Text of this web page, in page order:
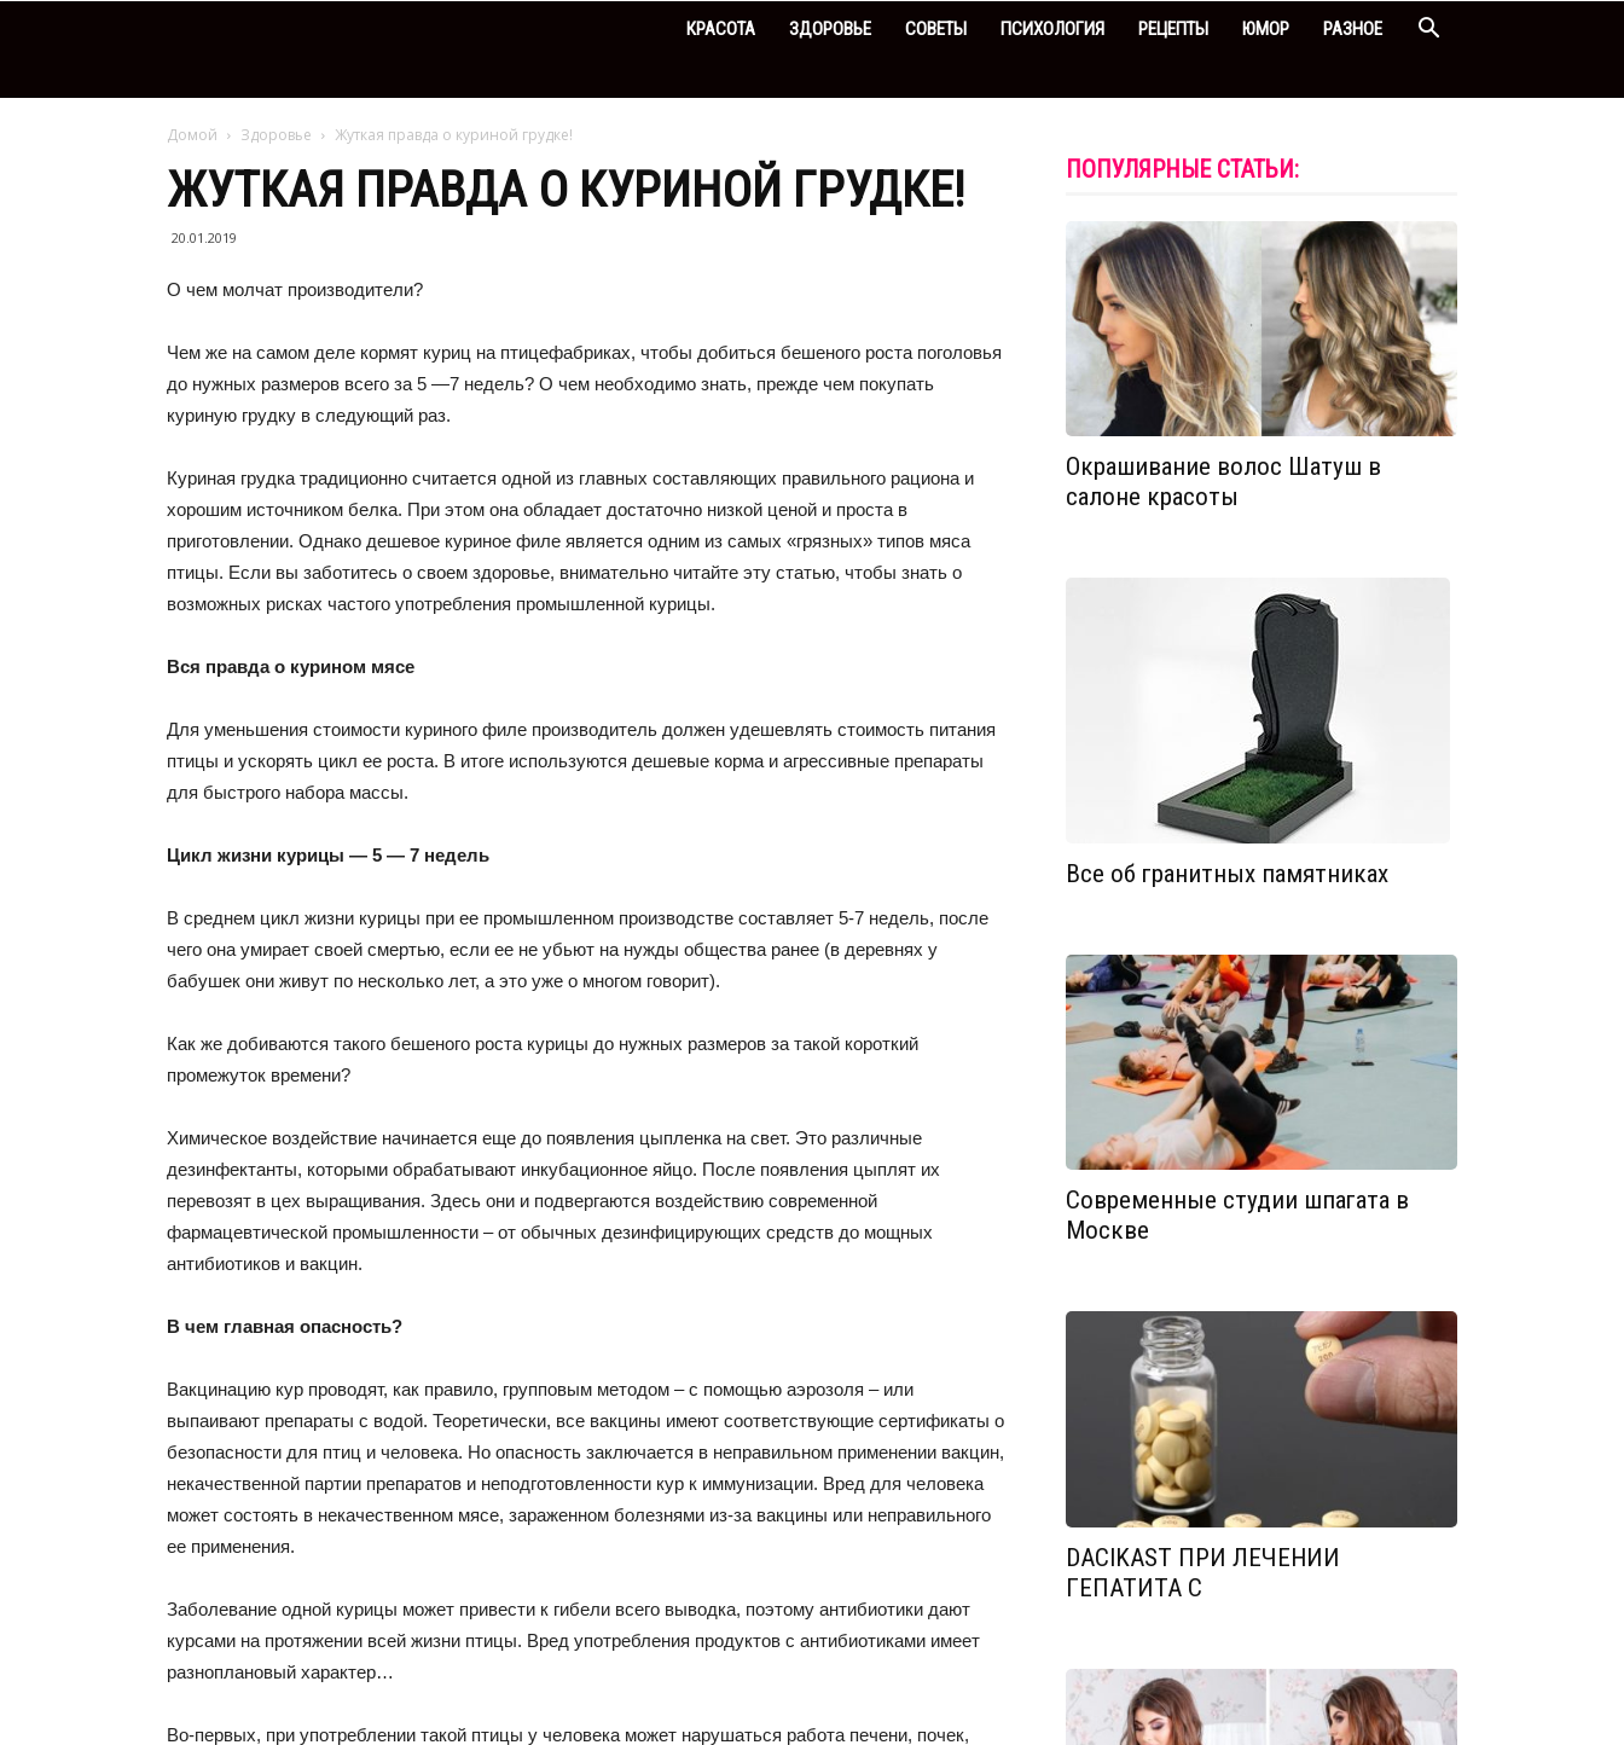
КРАСОТА ЗДОРОВЬЕ СОВЕТЫ ПСИХОЛОГИЯ РЕЦЕПТЫ ЮМОР РАЗНОЕ
Домой Здоровье Жуткая правда о куриной грудке!
ЖУТКАЯ ПРАВДА О КУРИНОЙ ГРУДКЕ!
20.01.2019
О чем молчат производители?
Чем же на самом деле кормят куриц на птицефабриках, чтобы добиться бешеного роста поголовья
до нужных размеров всего за 5 —7 недель? О чем необходимо знать, прежде чем покупать
куриную грудку в следующий раз.
Куриная грудка традиционно считается одной из главных составляющих правильного рациона и
хорошим источником белка. При этом она обладает достаточно низкой ценой и проста в
приготовлении. Однако дешевое куриное филе является одним из самых «грязных» типов мяса
птицы. Если вы заботитесь о своем здоровье, внимательно читайте эту статью, чтобы знать о
возможных рисках частого употребления промышленной курицы.
Вся правда о курином мясе
Для уменьшения стоимости куриного филе производитель должен удешевлять стоимость питания
птицы и ускорять цикл ее роста. В итоге используются дешевые корма и агрессивные препараты
для быстрого набора массы.
Цикл жизни курицы — 5 — 7 недель
В среднем цикл жизни курицы при ее промышленном производстве составляет 5-7 недель, после
чего она умирает своей смертью, если ее не убьют на нужды общества ранее (в деревнях у
бабушек они живут по несколько лет, а это уже о многом говорит).
Как же добиваются такого бешеного роста курицы до нужных размеров за такой короткий
промежуток времени?
Химическое воздействие начинается еще до появления цыпленка на свет. Это различные
дезинфектанты, которыми обрабатывают инкубационное яйцо. После появления цыплят их
перевозят в цех выращивания. Здесь они и подвергаются воздействию современной
фармацевтической промышленности – от обычных дезинфицирующих средств до мощных
антибиотиков и вакцин.
В чем главная опасность?
Вакцинацию кур проводят, как правило, групповым методом – с помощью аэрозоля – или
выпаивают препараты с водой. Теоретически, все вакцины имеют соответствующие сертификаты о
безопасности для птиц и человека. Но опасность заключается в неправильном применении вакцин,
некачественной партии препаратов и неподготовленности кур к иммунизации. Вред для человека
может состоять в некачественном мясе, зараженном болезнями из-за вакцины или неправильного
ее применения.
Заболевание одной курицы может привести к гибели всего выводка, поэтому антибиотики дают
курсами на протяжении всей жизни птицы. Вред употребления продуктов с антибиотиками имеет
разноплановый характер…
Во-первых, при употреблении такой птицы у человека может нарушаться работа печени, почек,
ПОПУЛЯРНЫЕ СТАТЬИ:
Окрашивание волос Шатуш в
салоне красоты
Все об гранитных памятниках
Современные студии шпагата в
Москве
DACIKAST ПРИ ЛЕЧЕНИИ
ГЕПАТИТА С